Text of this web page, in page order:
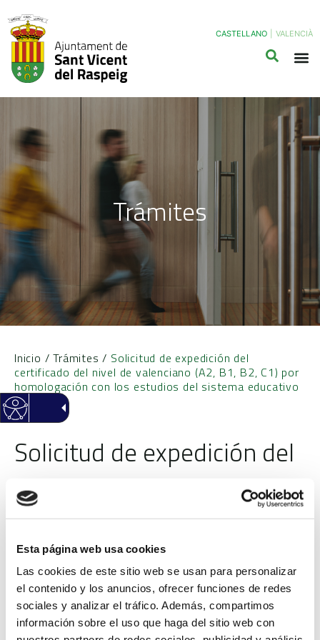
Esta página web usa cookies
Las cookies de este sitio web se usan para personalizar
el contenido y los anuncios, ofrecer funciones de redes
sociales y analizar el tráfico. Además, compartimos
información sobre el uso que haga del sitio web con
CASTELLANO VALENCIÀ
Trámites
Inicio /Trámites / Solicitud de expedición del
certificado del nivel de valenciano (A2, B1, B2, C1) por
homologación con los estudios del sistema educativo
Solicitud de expedición del
certificado del nivel de
valenciano (A2, B1, B2, C1)
por homologación con los
estudios del sistema